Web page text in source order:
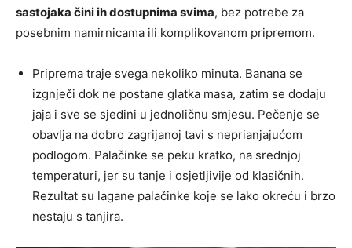
sastojaka čini ih dostupnima svima, bez potrebe za
posebnim namirnicama ili komplikovanom pripremom.
Priprema traje svega nekoliko minuta. Banana se
izgnječi dok ne postane glatka masa, zatim se dodaju
jaja i sve se sjedini u jednoličnu smjesu. Pečenje se
obavlja na dobro zagrijanoj tavi s neprianjajućom
podlogom. Palačinke se peku kratko, na srednjoj
temperaturi, jer su tanje i osjetljivije od klasičnih.
Rezultat su lagane palačinke koje se lako okreću i brzo
nestaju s tanjira.